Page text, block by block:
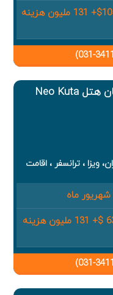
1050$+ 131 ملیون هزینه
تور بالی از اصفهان هتل Neo Kuta
ویزا ، ترانسفر ، اقامت
شهریور ماه
630 $+ 131 ملیون هزینه